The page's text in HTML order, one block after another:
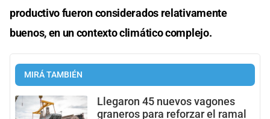
productivo fueron considerados relativamente
buenos, en un contexto climático complejo.
MIRÁ TAMBIÉN
Llegaron 45 nuevos vagones
graneros para reforzar el ramal